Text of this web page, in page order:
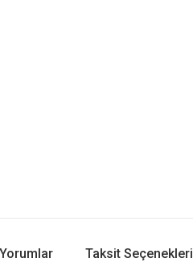
Yorumlar Taksit Seçenekleri